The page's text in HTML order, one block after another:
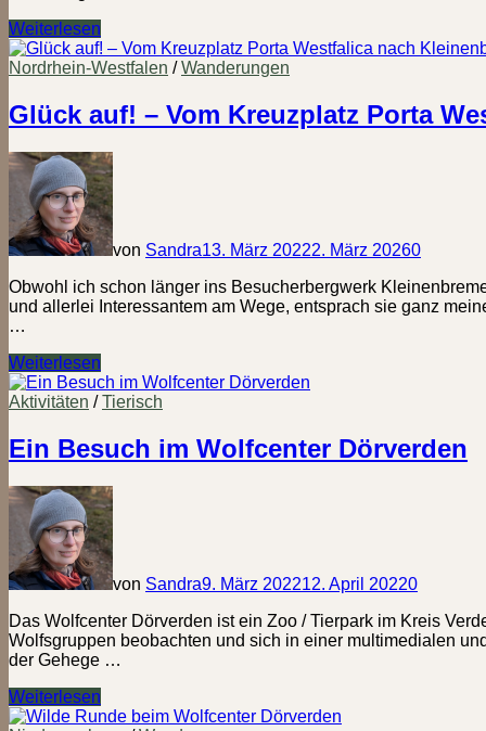
Besucherbergwerk
Kleinenbremen
–
Tage
unterwegs
Weiterlesen
Nordrhein-Westfalen /Wanderungen
Glück auf! – Vom Kreuzplatz Porta
von Sandra13. März 20222. März 20260
Obwohl ich schon länger ins Besucherbergwerk
und allerlei Interessantem am Wege, entsprach sie ganz
…
Glück
auf!
–
Kreuzplatz
Porta
nach
Kleinenbremen
Weiterlesen
Aktivitäten /Tierisch
Ein Besuch im Wolfcenter Dörverden
von Sandra9. März 202212. April 20220
Das Wolfcenter Dörverden ist ein Zoo / Tierpark im Kreis
Wolfsgruppen beobachten und sich in einer multimedialen
der Gehege …
Ein
Besuch
Weiterlesen